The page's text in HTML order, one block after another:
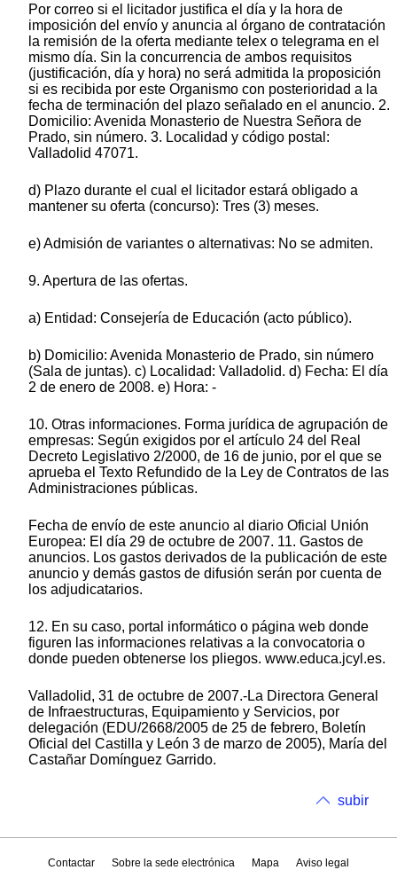
Por correo si el licitador justifica el día y la hora de
imposición del envío y anuncia al órgano de contratación
la remisión de la oferta mediante telex o telegrama en el
mismo día. Sin la concurrencia de ambos requisitos
(justificación, día y hora) no será admitida la proposición
si es recibida por este Organismo con posterioridad a la
fecha de terminación del plazo señalado en el anuncio. 2.
Domicilio: Avenida Monasterio de Nuestra Señora de
Prado, sin número. 3. Localidad y código postal:
Valladolid 47071.
d) Plazo durante el cual el licitador estará obligado a
mantener su oferta (concurso): Tres (3) meses.
e) Admisión de variantes o alternativas: No se admiten.
9. Apertura de las ofertas.
a) Entidad: Consejería de Educación (acto público).
b) Domicilio: Avenida Monasterio de Prado, sin número
(Sala de juntas). c) Localidad: Valladolid. d) Fecha: El día
2 de enero de 2008. e) Hora: -
10. Otras informaciones. Forma jurídica de agrupación de
empresas: Según exigidos por el artículo 24 del Real
Decreto Legislativo 2/2000, de 16 de junio, por el que se
aprueba el Texto Refundido de la Ley de Contratos de las
Administraciones públicas.
Fecha de envío de este anuncio al diario Oficial Unión
Europea: El día 29 de octubre de 2007. 11. Gastos de
anuncios. Los gastos derivados de la publicación de este
anuncio y demás gastos de difusión serán por cuenta de
los adjudicatarios.
12. En su caso, portal informático o página web donde
figuren las informaciones relativas a la convocatoria o
donde pueden obtenerse los pliegos. www.educa.jcyl.es.
Valladolid, 31 de octubre de 2007.-La Directora General
de Infraestructuras, Equipamiento y Servicios, por
delegación (EDU/2668/2005 de 25 de febrero, Boletín
Oficial del Castilla y León 3 de marzo de 2005), María del
Castañar Domínguez Garrido.
subir
Contactar Sobre la sede electrónica Mapa
Aviso legal